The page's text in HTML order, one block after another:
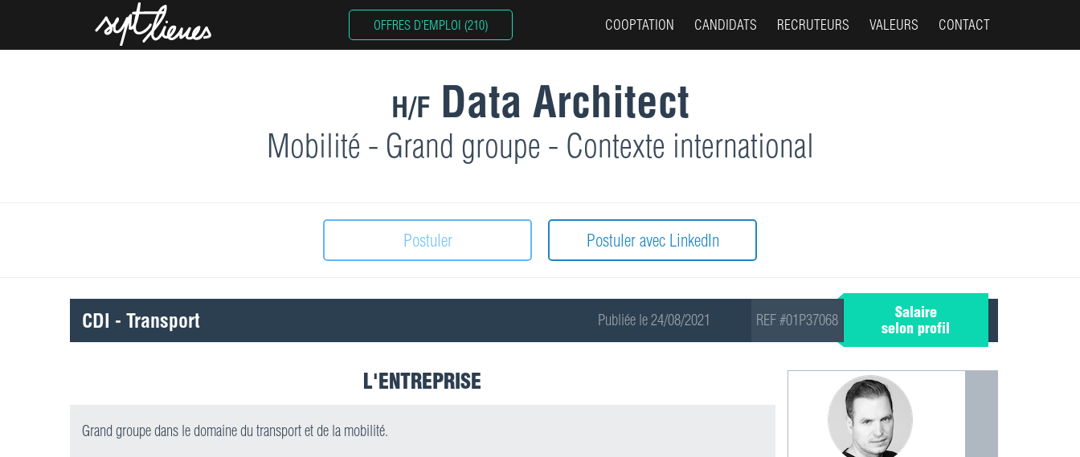
OFFRES D'EMPLOI (210) COOPTATION CANDIDATS RECRUTEURS VALEURS CONTACT
H/FData Architect
Mobilité - Grand groupe - Contexte international
Postuler Postuler avec LinkedIn
CDI - Transport Publiée le 24/08/2021 REF #01P37068
Salaire
selon profil
L'ENTREPRISE
Grand groupe dans le domaine du transport et de la mobilité.